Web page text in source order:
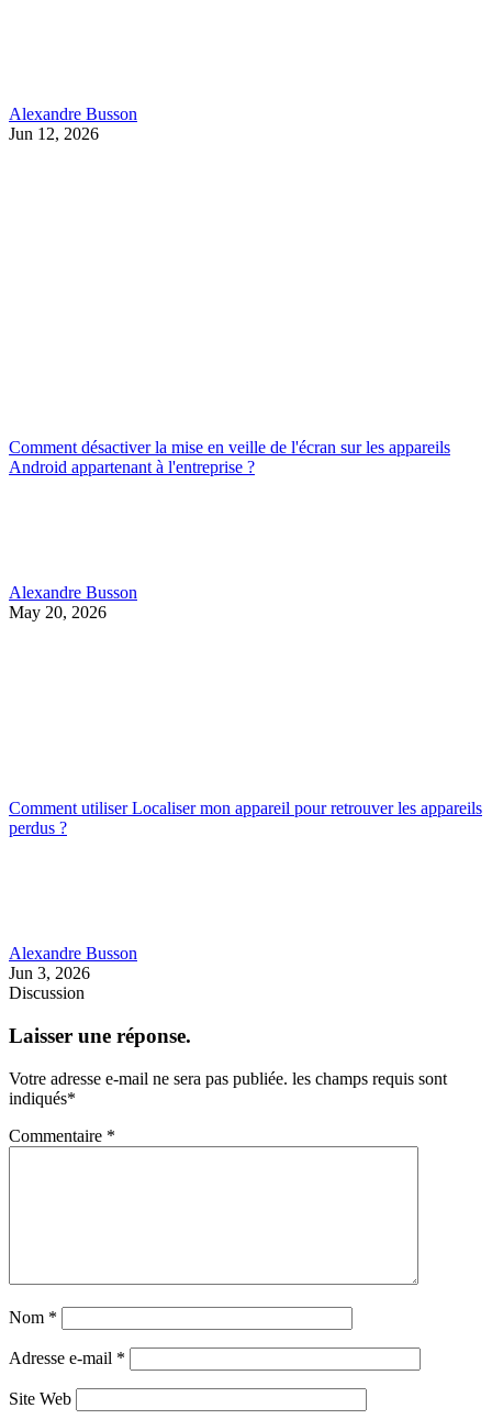
Alexandre Busson
Jun 12, 2026
Comment désactiver la mise en veille de l'écran sur les appareils
Android appartenant à l'entreprise ?
Alexandre Busson
May 20, 2026
Comment utiliser Localiser mon appareil pour retrouver les appareils
perdus ?
Alexandre Busson
Jun 3, 2026
Discussion
Laisser une réponse.
Votre adresse e-mail ne sera pas publiée. les champs requis sont
indiqués*
Commentaire *
Nom *
Adresse e-mail *
Site Web